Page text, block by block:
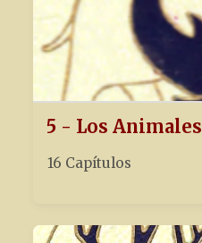
5 - Los Animales
16 Capítulos